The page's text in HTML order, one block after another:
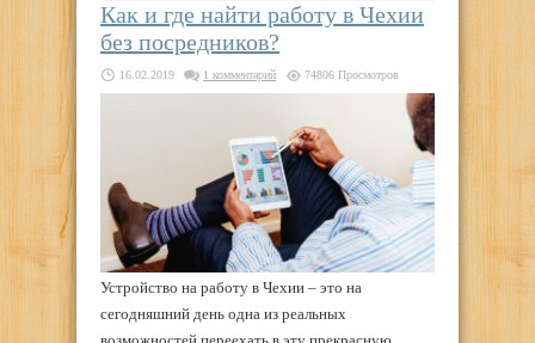
Как и где найти работу в Чехии
без посредников?
16.02.2019 1 комментарий 74806 Просмотров
Устройство на работу в Чехии – это на
сегодняшний день одна из реальных